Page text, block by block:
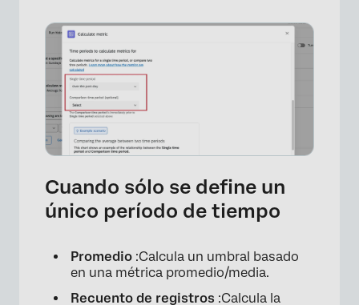
Cuando sólo se define un
único período de tiempo
Promedio :Calcula un umbral basado
en una métrica promedio/media.
Recuento de registros :Calcula la